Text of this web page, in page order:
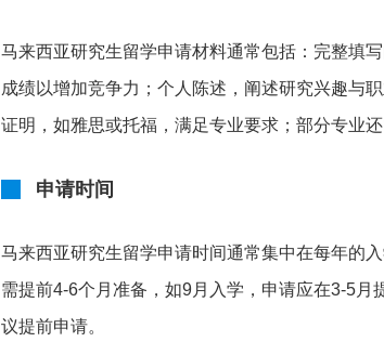
马来西亚研究生留学申请材料通常包括：完整填
成绩以增加竞争力；个人陈述，阐述研究兴趣与
证明，如雅思或托福，满足专业要求；部分专业
申请时间
马来西亚研究生留学申请时间通常集中在每年的
需提前4-6个月准备，如9月入学，申请应在3-5
议提前申请。